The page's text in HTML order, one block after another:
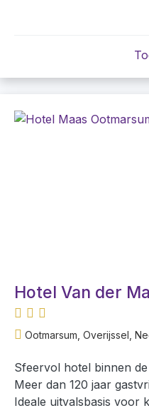
Hotel Van der
Ootmarsum, Overijssel,
Sfeervol hotel binnen
Meer dan 120 jaar
Ideale uitvalsbasis voor